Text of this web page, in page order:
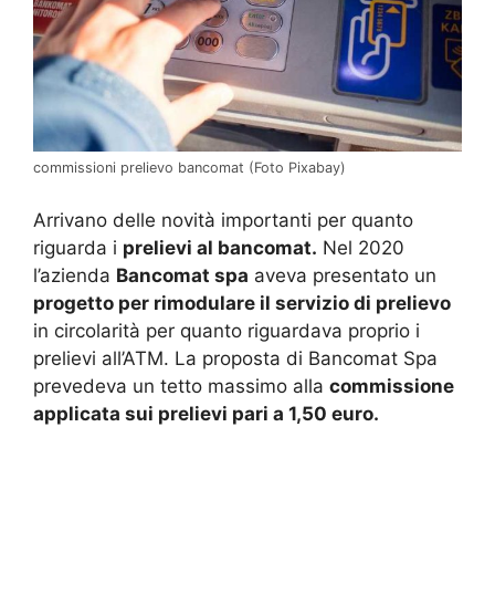
commissioni prelievo bancomat (Foto Pixabay)
Arrivano delle novità importanti per quanto
riguarda i prelievi al bancomat. Nel 2020
l’azienda Bancomat spa aveva presentato un
progetto per rimodulare il servizio di prelievo
in circolarità per quanto riguardava proprio i
prelievi all’ATM. La proposta di Bancomat Spa
prevedeva un tetto massimo alla commissione
applicata sui prelievi pari a 1,50 euro.